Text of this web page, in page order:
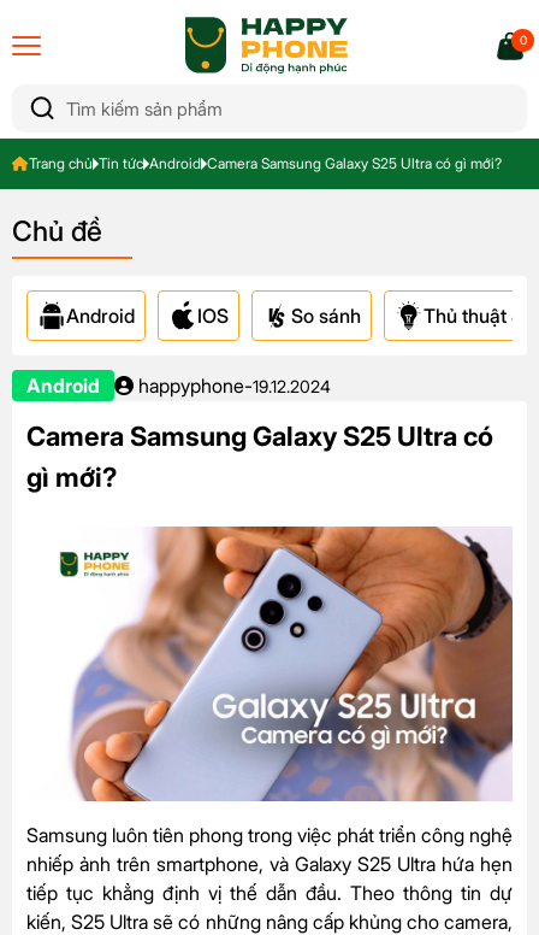
0
Trang chủ Tin tức Android Camera Samsung Galaxy S25 Ultra có gì mới?
Chủ đề
Android IOS So sánh Thủ thuật &
Android happyphone-19.12.2024
Camera Samsung Galaxy S25 Ultra có
gì mới?
Samsung luôn tiên phong trong việc phát triển công nghệ
nhiếp ảnh trên smartphone, và Galaxy S25 Ultra hứa hẹn
tiếp tục khẳng định vị thế dẫn đầu. Theo thông tin dự
kiến, S25 Ultra sẽ có những nâng cấp khủng cho camera,